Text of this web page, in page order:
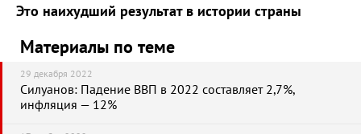
Это наихудший результат в истории страны
Материалы по теме
29 декабря 2022
Силуанов: Падение ВВП в 2022 составляет 2,7%,
инфляция — 12%